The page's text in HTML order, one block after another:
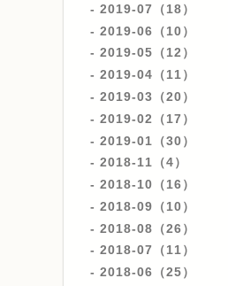
2019-07（18）
2019-06（10）
2019-05（12）
2019-04（11）
2019-03（20）
2019-02（17）
2019-01（30）
2018-11（4）
2018-10（16）
2018-09（10）
2018-08（26）
2018-07（11）
2018-06（25）